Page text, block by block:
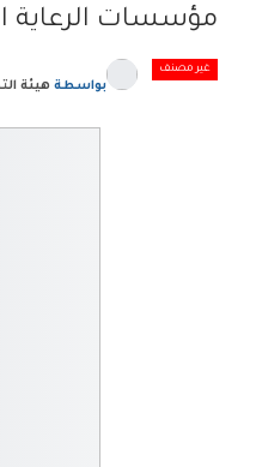
مؤسسات الرعاية
غير مصنف
بواسطة هيئة